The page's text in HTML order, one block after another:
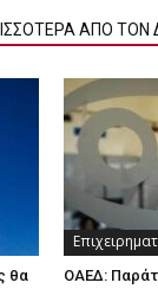
ΑΠΟ ΤΟΝ
θα
ΟΑΕΔ: